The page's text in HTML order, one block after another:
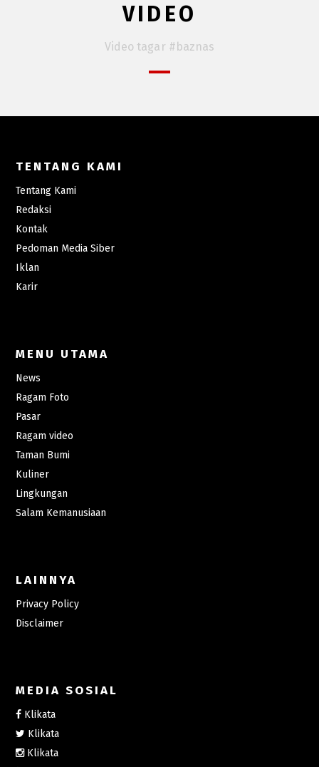
VIDEO
Video tagar #baznas
TENTANG KAMI
Tentang Kami
Redaksi
Kontak
Pedoman Media Siber
Iklan
Karir
MENU UTAMA
News
Ragam Foto
Pasar
Ragam video
Taman Bumi
Kuliner
Lingkungan
Salam Kemanusiaan
LAINNYA
Privacy Policy
Disclaimer
MEDIA SOSIAL
Klikata
Klikata
Klikata